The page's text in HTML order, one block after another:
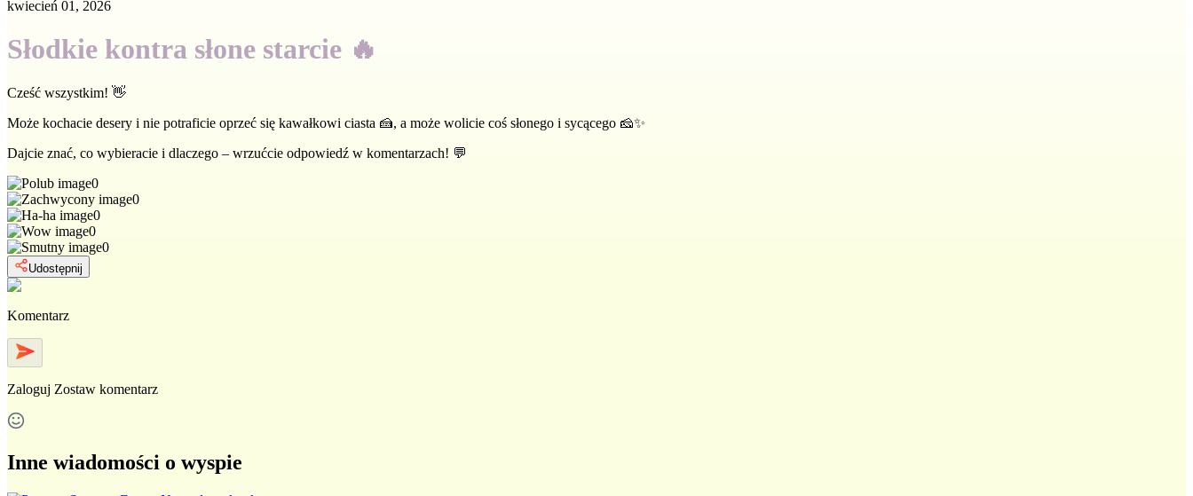
kwiecień 01, 2026
Słodkie kontra słone starcie 🔥
Cześć wszystkim! 👋
Może kochacie desery i nie potraficie oprzeć się kawałkowi ciasta 🍰, a może wolicie coś słonego i sycącego 🧀✨
Dajcie znać, co wybieracie i dlaczego – wrzućcie odpowiedź w komentarzach! 💬
0
0
0
0
0
Udostępnij
Komentarz
Zaloguj Zostaw komentarz
Inne wiadomości o wyspie